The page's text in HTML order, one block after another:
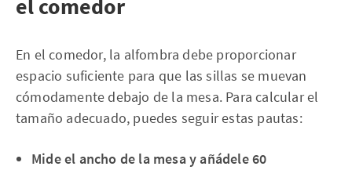
el comedor
En el comedor, la alfombra debe proporcionar
espacio suficiente para que las sillas se muevan
cómodamente debajo de la mesa. Para calcular el
tamaño adecuado, puedes seguir estas pautas:
Mide el ancho de la mesa y añádele 60